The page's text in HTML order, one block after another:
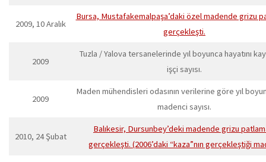
2009, 10 Aralık
Bursa, Mustafakemalpaşa’daki özel madende grizu
gerçekleşti.
2009
Tuzla / Yalova tersanelerinde yıl boyunca hayatını
işçi sayısı.
2009
Maden mühendisleri odasının verilerine göre yıl
madenci sayısı.
2010, 24 Şubat
Balıkesir, Dursunbey’deki madende grizu
gerçekleşti. (2006’daki “kaza”nın gerçekleştiği